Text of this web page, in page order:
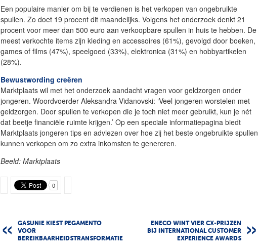
Een populaire manier om bij te verdienen is het verkopen van ongebruikte
spullen. Zo doet 19 procent dit maandelijks. Volgens het onderzoek denkt 21
procent voor meer dan 500 euro aan verkoopbare spullen in huis te hebben. De
meest verkochte items zijn kleding en accessoires (61%), gevolgd door boeken,
games of films (47%), speelgoed (33%), elektronica (31%) en hobbyartikelen
(28%).
Bewustwording creëren
Marktplaats wil met het onderzoek aandacht vragen voor geldzorgen onder
jongeren. Woordvoerder Aleksandra Vidanovski: ‘Veel jongeren worstelen met
geldzorgen. Door spullen te verkopen die je toch niet meer gebruikt, kun je nét
dat beetje financiële ruimte krijgen.’ Op een speciale informatiepagina biedt
Marktplaats jongeren tips en adviezen over hoe zij het beste ongebruikte spullen
kunnen verkopen om zo extra inkomsten te genereren.
Beeld: Marktplaats
0
GASUNIE KIEST PEGAMENTO
VOOR
BEREIKBAARHEIDSTRANSFORMATIE
ENECO WINT VIER CX-PRIJZEN
BIJ INTERNATIONAL CUSTOMER
EXPERIENCE AWARDS